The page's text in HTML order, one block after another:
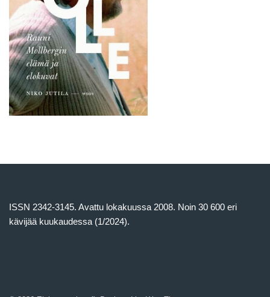
ISSN 2342-3145. Avattu lokakuussa 2008. Noin 30 600 eri
kävijää kuukaudessa (1/2024).